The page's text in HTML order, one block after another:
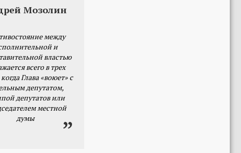
Мозолин
между
и
властью
всего в трех
Глава «воюет» с
депутатом,
депутатов или
местной
думы